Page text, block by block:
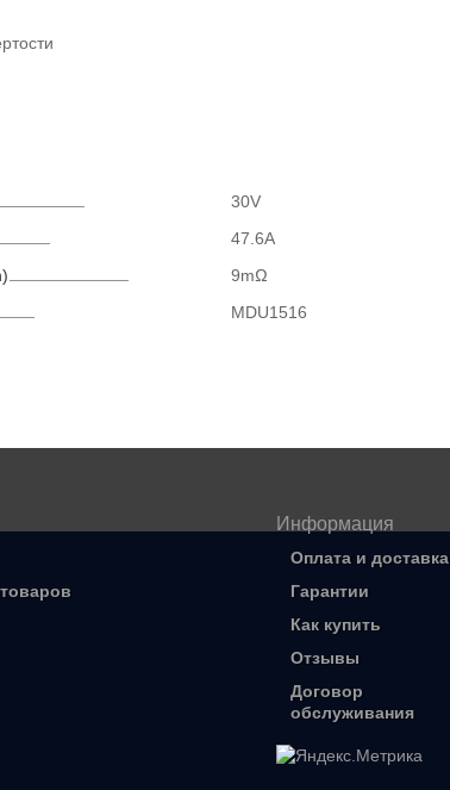
30V
47.6A
9mΩ
MDU1516
Информация
Оплата и доставка
Гарантии
Как купить
Отзывы
Договор
обслуживания